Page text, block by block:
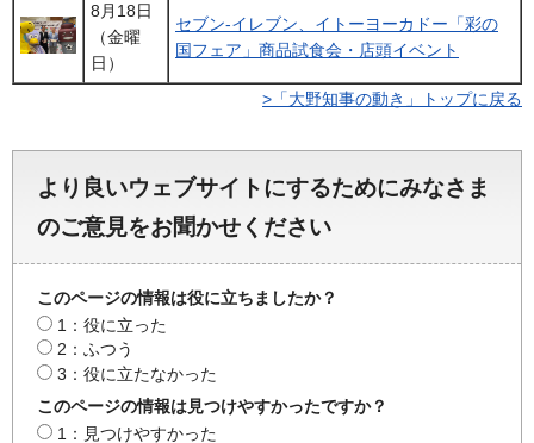
8月18日
（金曜
日）
セブン-イレブン、イトーヨーカドー「彩の
国フェア」商品試食会・店頭イベント
>「大野知事の動き」トップに戻る
より良いウェブサイトにするためにみなさま
のご意見をお聞かせください
このページの情報は役に立ちましたか？
1：役に立った
2：ふつう
3：役に立たなかった
このページの情報は見つけやすかったですか？
1：見つけやすかった